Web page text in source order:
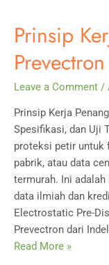
Prinsip
Prevectron
Leave a Comment /
Prinsip Kerja
Spesifikasi, dan Uji
proteksi petir
pabrik, atau data
termurah. Ini
data ilmiah dan
Electrostatic Pre-
Prevectron dari
Prinsip
Read More »